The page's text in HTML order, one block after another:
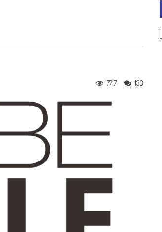
133
7717